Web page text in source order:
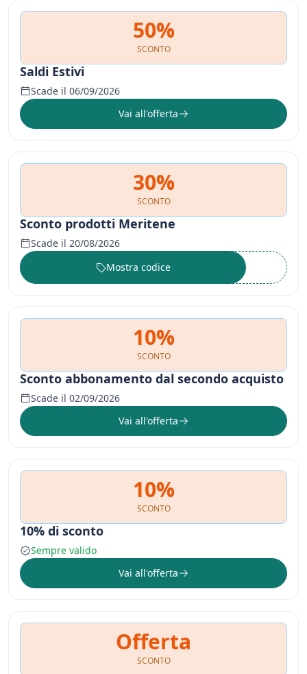
50%
SCONTO
Saldi Estivi
Scade il 06/09/2026
Vai all'offerta
30%
SCONTO
Sconto prodotti Meritene
Scade il 20/08/2026
••••••
Mostra codice
10%
SCONTO
Sconto abbonamento dal secondo acquisto
Scade il 02/09/2026
Vai all'offerta
10%
SCONTO
10% di sconto
Sempre valido
Vai all'offerta
Offerta
SCONTO